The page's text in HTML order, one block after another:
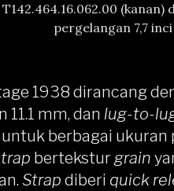
(kanan)
pergelangan 7,7 inci
1938 dirancang
mm, dan lug-to-
berbagai ukuran
berteksturgrain
Strap diberi quick